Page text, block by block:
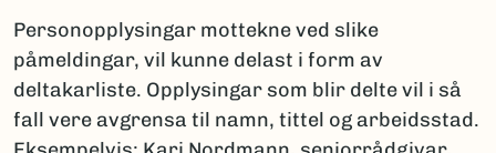
Personopplysingar mottekne ved slike
påmeldingar, vil kunne delast i form av
deltakarliste. Opplysingar som blir delte vil i så
fall vere avgrensa til namn, tittel og arbeidsstad.